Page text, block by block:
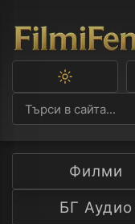
тъмна
тема
Филми
БГ Аудио